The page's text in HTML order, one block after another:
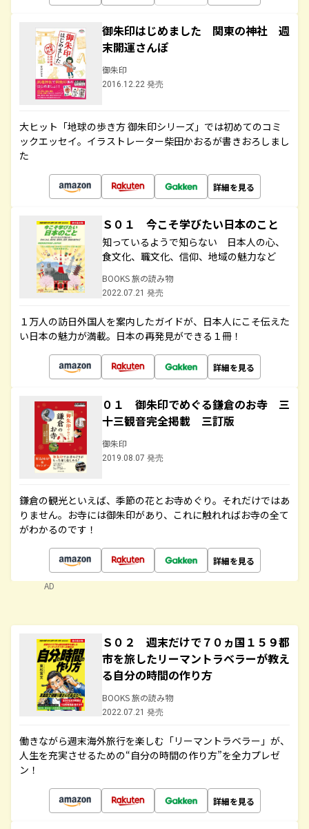
御朱印はじめました 関東の神社 週
末開運さんぽ
御朱印
2016.12.22 発売
大ヒット「地球の歩き方 御朱印シリーズ」では初めてのコミ
ックエッセイ。イラストレーター柴田かおるが書きおろしまし
た
詳細を見る
Ｓ０１ 今こそ学びたい日本のこと
知っているようで知らない 日本人の心、
食文化、職文化、信仰、地域の魅力など
BOOKS 旅の読み物
2022.07.21 発売
１万人の訪日外国人を案内したガイドが、日本人にこそ伝えた
い日本の魅力が満載。日本の再発見ができる１冊！
詳細を見る
０１ 御朱印でめぐる鎌倉のお寺 三
十三観音完全掲載 三訂版
御朱印
2019.08.07 発売
鎌倉の観光といえば、季節の花とお寺めぐり。それだけではあ
りません。お寺には御朱印があり、これに触れればお寺の全て
がわかるのです！
詳細を見る
AD
Ｓ０２ 週末だけで７０ヵ国１５９都
市を旅したリーマントラベラーが教え
る自分の時間の作り方
BOOKS 旅の読み物
2022.07.21 発売
働きながら週末海外旅行を楽しむ「リーマントラベラー」が、
人生を充実させるための“自分の時間の作り方”を全力プレゼ
ン！
詳細を見る